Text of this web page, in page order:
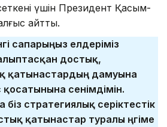
үшін Президент Қасым-
айтты.
сапарыңыз елдеріміз
достық,
қатынастардың дамуына
сенімдімін.
біз стратегиялық серіктестік
қатынастар туралы әңгіме